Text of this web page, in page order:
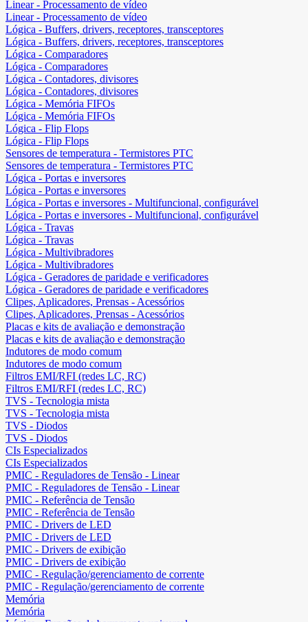
Linear - Processamento de vídeo
Linear - Processamento de vídeo
Lógica - Buffers, drivers, receptores, transceptores
Lógica - Buffers, drivers, receptores, transceptores
Lógica - Comparadores
Lógica - Comparadores
Lógica - Contadores, divisores
Lógica - Contadores, divisores
Lógica - Memória FIFOs
Lógica - Memória FIFOs
Lógica - Flip Flops
Lógica - Flip Flops
Sensores de temperatura - Termistores PTC
Sensores de temperatura - Termistores PTC
Lógica - Portas e inversores
Lógica - Portas e inversores
Lógica - Portas e inversores - Multifuncional, configurável
Lógica - Portas e inversores - Multifuncional, configurável
Lógica - Travas
Lógica - Travas
Lógica - Multivibradores
Lógica - Multivibradores
Lógica - Geradores de paridade e verificadores
Lógica - Geradores de paridade e verificadores
Clipes, Aplicadores, Prensas - Acessórios
Clipes, Aplicadores, Prensas - Acessórios
Placas e kits de avaliação e demonstração
Placas e kits de avaliação e demonstração
Indutores de modo comum
Indutores de modo comum
Filtros EMI/RFI (redes LC, RC)
Filtros EMI/RFI (redes LC, RC)
TVS - Tecnologia mista
TVS - Tecnologia mista
TVS - Diodos
TVS - Diodos
CIs Especializados
CIs Especializados
PMIC - Reguladores de Tensão - Linear
PMIC - Reguladores de Tensão - Linear
PMIC - Referência de Tensão
PMIC - Referência de Tensão
PMIC - Drivers de LED
PMIC - Drivers de LED
PMIC - Drivers de exibição
PMIC - Drivers de exibição
PMIC - Regulação/gerenciamento de corrente
PMIC - Regulação/gerenciamento de corrente
Memória
Memória